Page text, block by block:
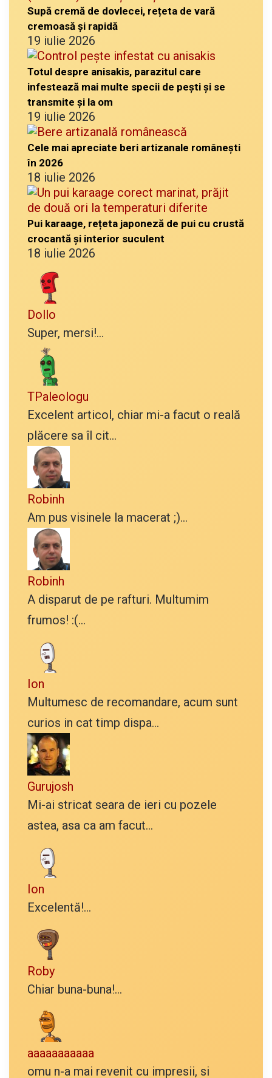
Supă cremă de dovlecei, rețeta de vară
cremoasă și rapidă
19 iulie 2026
Totul despre anisakis, parazitul care
infestează mai multe specii de pești și se
transmite și la om
19 iulie 2026
Cele mai apreciate beri artizanale românești
în 2026
18 iulie 2026
Pui karaage, rețeta japoneză de pui cu crustă
crocantă și interior suculent
18 iulie 2026
Dollo
Super, mersi!...
TPaleologu
Excelent articol, chiar mi-a facut o reală
plăcere sa îl cit...
Robinh
Am pus visinele la macerat ;)...
Robinh
A disparut de pe rafturi. Multumim
frumos! :(...
Ion
Multumesc de recomandare, acum sunt
curios in cat timp dispa...
Gurujosh
Mi-ai stricat seara de ieri cu pozele
astea, asa ca am facut...
Ion
Excelentă!...
Roby
Chiar buna-buna!...
aaaaaaaaaaa
omu n-a mai revenit cu impresii, si